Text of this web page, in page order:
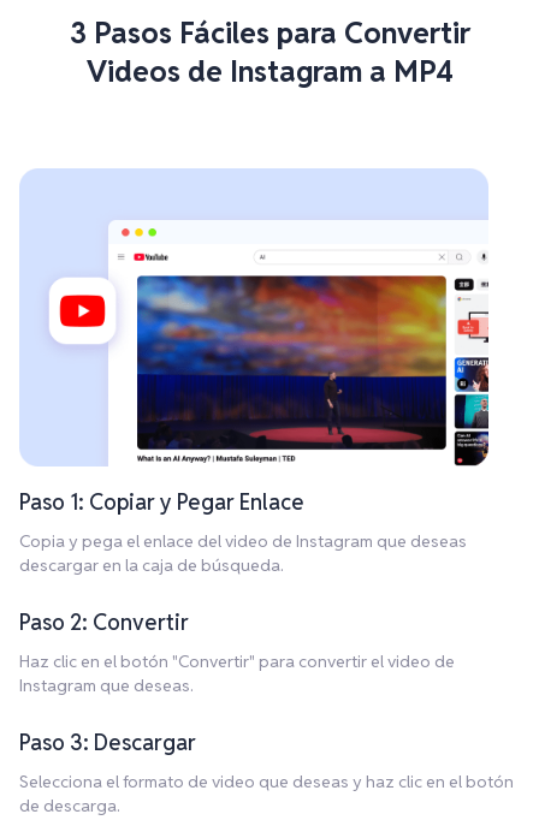
3 Pasos Fáciles para Convertir
Videos de Instagram a MP4
Paso 1: Copiar y Pegar Enlace
Copia y pega el enlace del video de Instagram que deseas
descargar en la caja de búsqueda.
Paso 2: Convertir
Haz clic en el botón "Convertir" para convertir el video de
Instagram que deseas.
Paso 3: Descargar
Selecciona el formato de video que deseas y haz clic en el botón
de descarga.